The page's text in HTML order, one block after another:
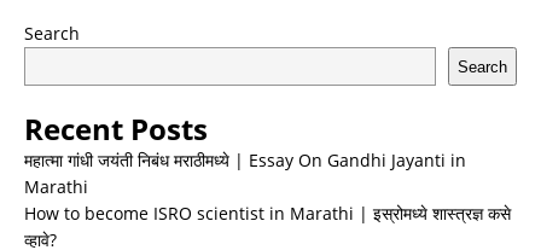
Search
Search
Recent Posts
महात्मा गांधी जयंती निबंध मराठीमध्ये | Essay On Gandhi Jayanti in
Marathi
How to become ISRO scientist in Marathi | इस्रोमध्ये शास्त्रज्ञ कसे
व्हावे?